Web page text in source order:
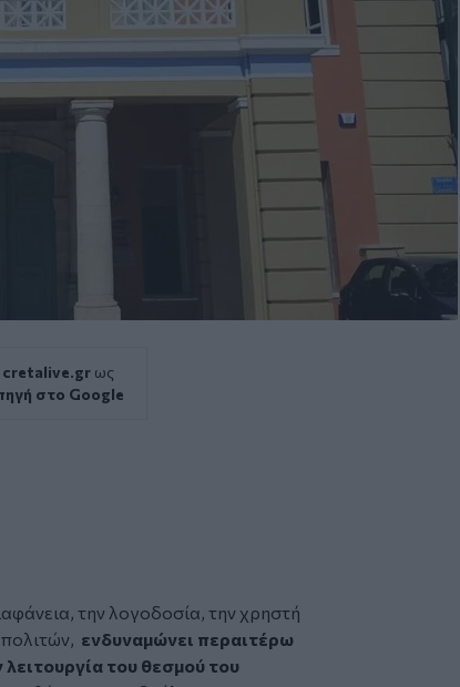
cretalive.gr ως
στο Google
την λογοδοσία, την χρηστή
ενδυναμώνει περαιτέρω
του θεσμού του